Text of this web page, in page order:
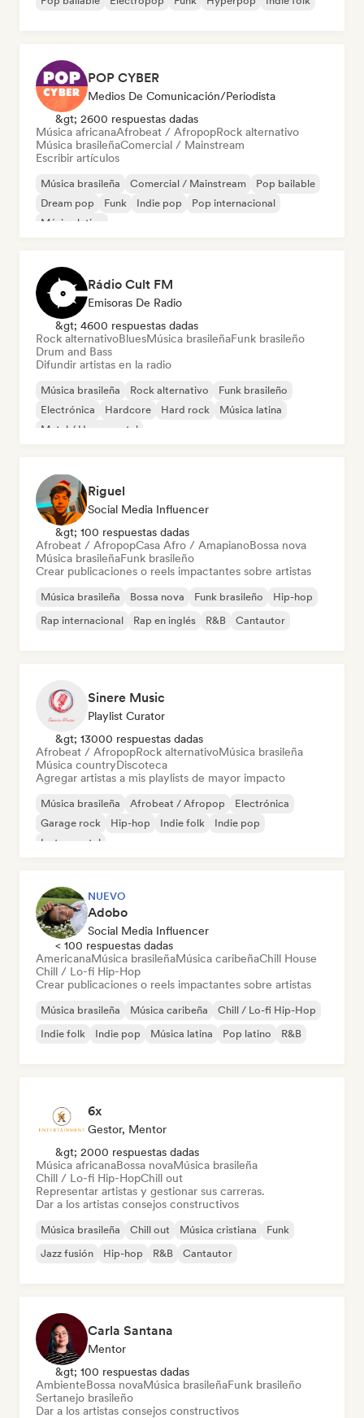
POP CYBER
Medios De Comunicación/Periodista
&gt; 2600 respuestas dadas
Música africanaAfrobeat / AfropopRock alternativo
Música brasileñaComercial / Mainstream
Escribir artículos
Música brasileña Comercial / Mainstream
Pop bailable
Dream pop
Funk Indie pop
Pop internacional
Música latina
Rádio Cult FM
Emisoras De Radio
&gt; 4600 respuestas dadas
Rock alternativoBluesMúsica brasileñaFunk brasileño
Drum and Bass
Difundir artistas en la radio
Música brasileña Rock alternativo
Funk brasileño
Electrónica
Hardcore Hard rock
Música latina
Metal / Heavy metal
Riguel
Social Media Influencer
&gt; 100 respuestas dadas
Afrobeat / AfropopCasa Afro / AmapianoBossa nova
Música brasileñaFunk brasileño
Crear publicaciones o reels impactantes sobre artistas
Música brasileña Bossa nova Funk brasileño
Hip-hop
Rap internacional
Rap en inglés R&B Cantautor
Sinere Music
Playlist Curator
&gt; 13000 respuestas dadas
Afrobeat / AfropopRock alternativoMúsica brasileña
Música countryDiscoteca
Agregar artistas a mis playlists de mayor impacto
Música brasileña Afrobeat / Afropop
Electrónica
Garage rock
Hip-hop Indie folk
Indie pop
Instrumental
NUEVO
Adobo
Social Media Influencer
< 100 respuestas dadas
AmericanaMúsica brasileñaMúsica caribeñaChill House
Chill / Lo-fi Hip-Hop
Crear publicaciones o reels impactantes sobre artistas
Música brasileña Música caribeña
Chill / Lo-fi Hip-Hop
Indie folk
Indie pop Música latina Pop latino R&B
6x
Gestor, Mentor
&gt; 2000 respuestas dadas
Música africanaBossa novaMúsica brasileña
Chill / Lo-fi Hip-HopChill out
Representar artistas y gestionar sus carreras.
Dar a los artistas consejos constructivos
Música brasileña Chill out Música cristiana
Funk
Jazz fusión
Hip-hop R&B Cantautor
Carla Santana
Mentor
&gt; 100 respuestas dadas
AmbienteBossa novaMúsica brasileñaFunk brasileño
Sertanejo brasileño
Dar a los artistas consejos constructivos